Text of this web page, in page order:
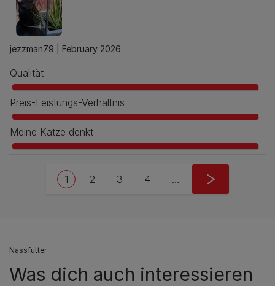
jezzman79 | February 2026
Qualität
Preis-Leistungs-Verhältnis
Meine Katze denkt
Current page
1 Seite
2 Seite
3 Seite
4 … Next page
››
Nassfutter
Was dich auch interessieren